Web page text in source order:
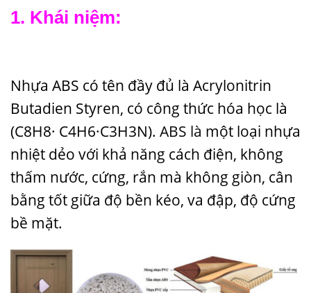
1. Khái niệm:
Nhựa ABS có tên đầy đủ là Acrylonitrin
Butadien Styren, có công thức hóa học là
(C8H8· C4H6·C3H3N). ABS là một loại nhựa
nhiệt dẻo với khả năng cách điện, không
thấm nước, cứng, rắn mà không giòn, cân
bằng tốt giữa độ bền kéo, va đập, độ cứng
bề mặt.